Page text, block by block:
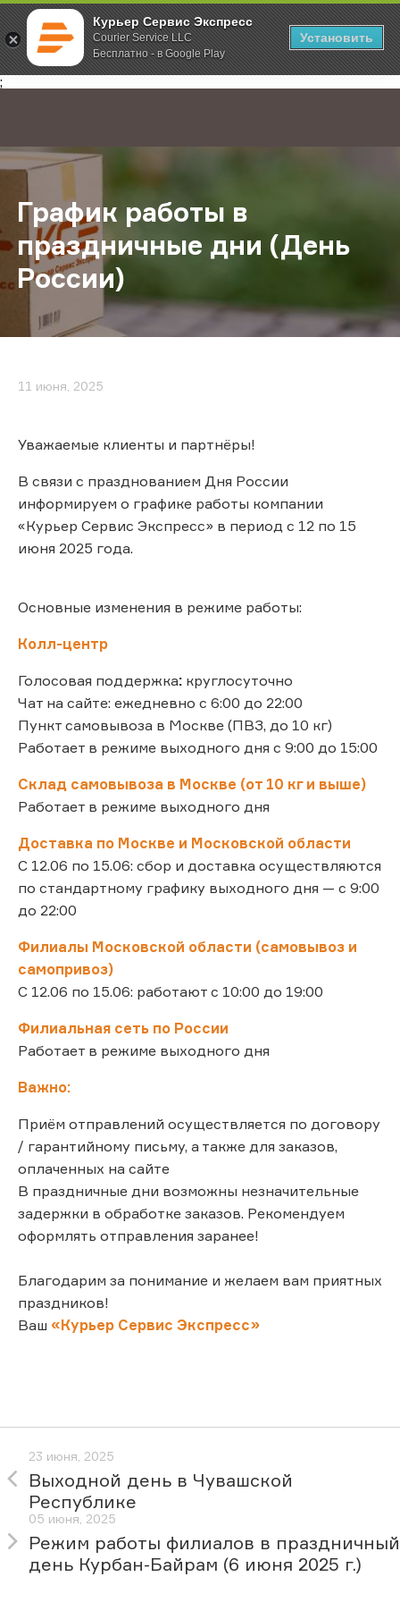
Курьер Сервис Экспресс
Courier Service LLC
Бесплатно - в Google Play
Установить
;
Главная О компании Новости График работы в праздничные
График работы в
праздничные дни (День
России)
11 июня, 2025
Уважаемые клиенты и партнёры!
В связи с празднованием Дня России
информируем о графике работы компании
«Курьер Сервис Экспресс» в период с 12 по 15
июня 2025 года.
Основные изменения в режиме работы:
Колл-центр
Голосовая поддержка: круглосуточно
Чат на сайте: ежедневно с 6:00 до 22:00
Пункт самовывоза в Москве (ПВЗ, до 10 кг)
Работает в режиме выходного дня с 9:00 до 15:00
Склад самовывоза в Москве (от 10 кг и выше)
Работает в режиме выходного дня
Доставка по Москве и Московской области
С 12.06 по 15.06: сбор и доставка осуществляются
по стандартному графику выходного дня — с 9:00
до 22:00
Филиалы Московской области (самовывоз и
самопривоз)
С 12.06 по 15.06: работают с 10:00 до 19:00
Филиальная сеть по России
Работает в режиме выходного дня
Важно:
Приём отправлений осуществляется по договору
/ гарантийному письму, а также для заказов,
оплаченных на сайте
В праздничные дни возможны незначительные
задержки в обработке заказов. Рекомендуем
оформлять отправления заранее!
Благодарим за понимание и желаем вам приятных
праздников!
Ваш «Курьер Сервис Экспресс»
23 июня, 2025
Выходной день в Чувашской
Республике
05 июня, 2025
Режим работы филиалов в праздничный
день Курбан-Байрам (6 июня 2025 г.)